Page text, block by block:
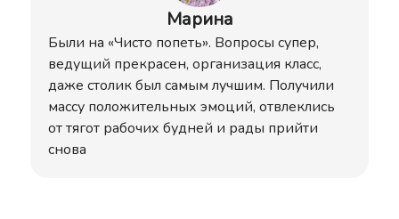
Марина
Были на «Чисто попеть». Вопросы супер,
ведущий прекрасен, организация класс,
даже столик был самым лучшим. Получили
массу положительных эмоций, отвлеклись
от тягот рабочих будней и рады прийти
снова